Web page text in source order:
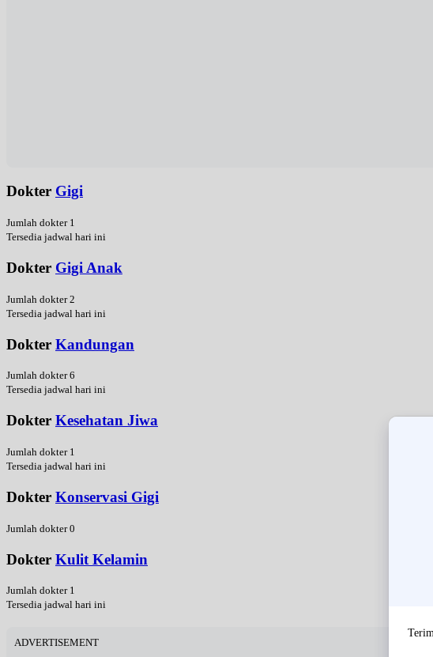
Dokter Gigi
Jumlah dokter 1
Tersedia jadwal hari ini
Dokter Gigi Anak
Jumlah dokter 2
Tersedia jadwal hari ini
Dokter Kandungan
Jumlah dokter 6
Tersedia jadwal hari ini
Dokter Kesehatan Jiwa
Jumlah dokter 1
Tersedia jadwal hari ini
Dokter Konservasi Gigi
Jumlah dokter 0
Dokter Kulit Kelamin
Jumlah dokter 1
Tersedia jadwal hari ini
ADVERTISEMENT